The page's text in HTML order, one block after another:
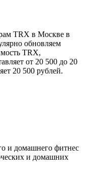
TRX в Москве в
обновляем
TRX,
от 20 500 до 20
20 500 рублей.
и домашнего фитнес
и домашних